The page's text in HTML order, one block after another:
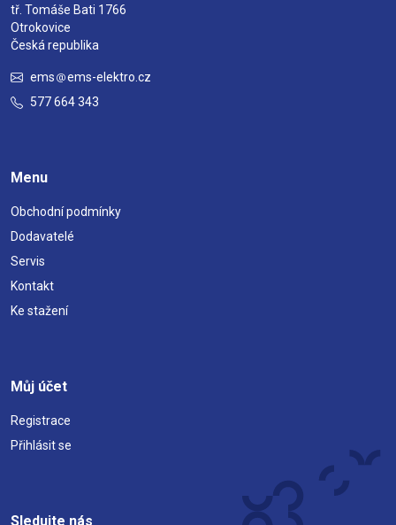
tř. Tomáše Bati 1766
Otrokovice
Česká republika
ems
ems-elektro.cz
577 664 343
Menu
Obchodní podmínky
Dodavatelé
Servis
Kontakt
Ke stažení
Můj účet
Registrace
Přihlásit se
Sledujte nás